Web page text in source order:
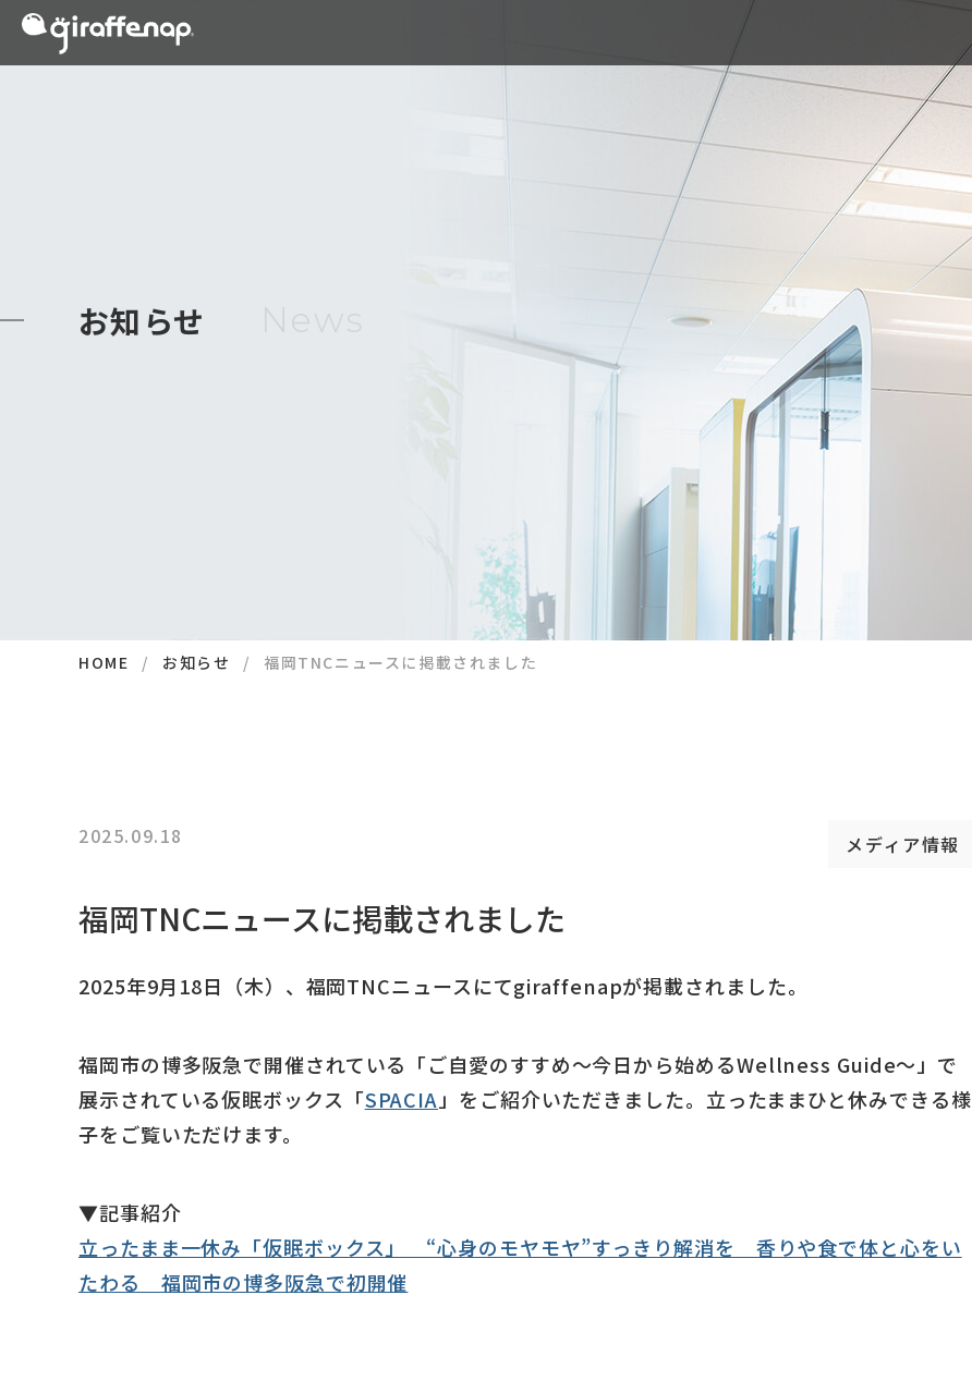
お知らせ News
HOME お知らせ 福岡TNCニュースに掲載されました
2025.09.18 メディア情報
福岡TNCニュースに掲載されました
2025年9月18日（木）、福岡TNCニュースにてgiraffenapが掲載されました。
福岡市の博多阪急で開催されている「ご自愛のすすめ～今日から始めるWellness Guide～」で
展示されている仮眠ボックス「SPACIA 」をご紹介いただきました。立ったままひと休みできる様
子をご覧いただけます。
▼記事紹介
立ったまま一休み「仮眠ボックス」 “心身のモヤモヤ”すっきり解消を 香りや食で体と心をい
たわる 福岡市の博多阪急で初開催